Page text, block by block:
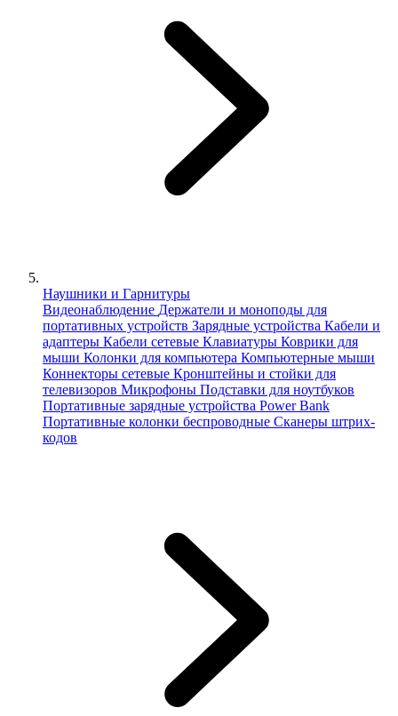
Наушники и Гарнитуры
Видеонаблюдение Держатели и моноподы для
портативных устройств Зарядные устройства Кабели и
адаптеры Кабели сетевые Клавиатуры Коврики для
мыши Колонки для компьютера Компьютерные мыши
Коннекторы сетевые Кронштейны и стойки для
телевизоров Микрофоны Подставки для ноутбуков
Портативные зарядные устройства Power Bank
Портативные колонки беспроводные Сканеры штрих-
кодов